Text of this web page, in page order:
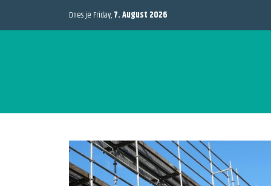
Dnes je Friday,7. August 2026